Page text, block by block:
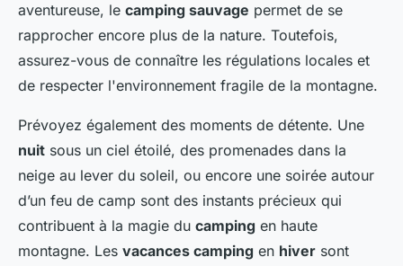
aventureuse, le camping sauvage permet de se
rapprocher encore plus de la nature. Toutefois,
assurez-vous de connaître les régulations locales et
de respecter l'environnement fragile de la montagne.
Prévoyez également des moments de détente. Une
nuit sous un ciel étoilé, des promenades dans la
neige au lever du soleil, ou encore une soirée autour
d’un feu de camp sont des instants précieux qui
contribuent à la magie du camping en haute
montagne. Les vacances camping en hiver sont